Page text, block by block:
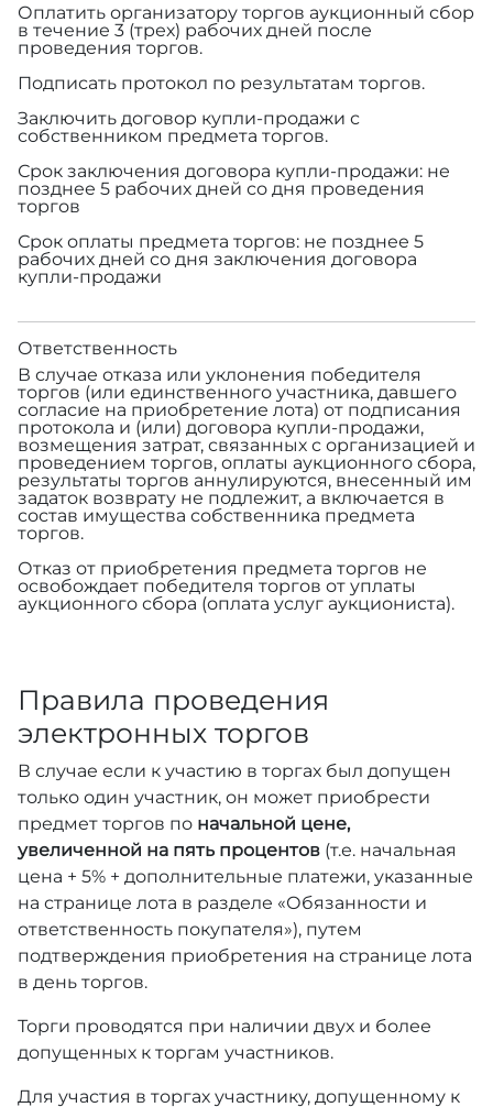
Оплатить организатору торгов аукционный сбор
в течение 3 (трех) рабочих дней после
проведения торгов.
Подписать протокол по результатам торгов.
Заключить договор купли-продажи с
собственником предмета торгов.
Срок заключения договора купли-продажи: не
позднее 5 рабочих дней со дня проведения
торгов
Срок оплаты предмета торгов: не позднее 5
рабочих дней со дня заключения договора
купли-продажи
Ответственность
В случае отказа или уклонения победителя
торгов (или единственного участника, давшего
согласие на приобретение лота) от подписания
протокола и (или) договора купли-продажи,
возмещения затрат, связанных с организацией и
проведением торгов, оплаты аукционного сбора,
результаты торгов аннулируются, внесенный им
задаток возврату не подлежит, а включается в
состав имущества собственника предмета
торгов.
Отказ от приобретения предмета торгов не
освобождает победителя торгов от уплаты
аукционного сбора (оплата услуг аукциониста).
Правила проведения
электронных торгов
В случае если к участию в торгах был допущен
только один участник, он может приобрести
предмет торгов по начальной цене,
увеличенной на пять процентов (т.е. начальная
цена + 5% + дополнительные платежи, указанные
на странице лота в разделе «Обязанности и
ответственность покупателя»), путем
подтверждения приобретения на странице лота
в день торгов.
Торги проводятся при наличии двух и более
допущенных к торгам участников.
Для участия в торгах участнику, допущенному к